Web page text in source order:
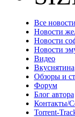
Все новости
Новости
Новости
Новости
Видео
Вкуснятина
Обзоры и
Форум
Блог автора
Контакты/
Torrent-